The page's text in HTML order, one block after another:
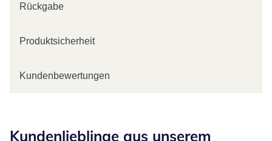
Rückgabe
Produktsicherheit
Kundenbewertungen
Kundenlieblinge aus unserem